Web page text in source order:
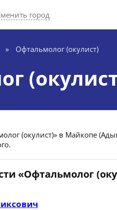
город
» Офтальмолог (окулист)
(окулист)» в Майкопе
«Офтальмолог